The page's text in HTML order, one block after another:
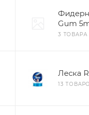
Gum
3 ТОВАРА
Леска
13